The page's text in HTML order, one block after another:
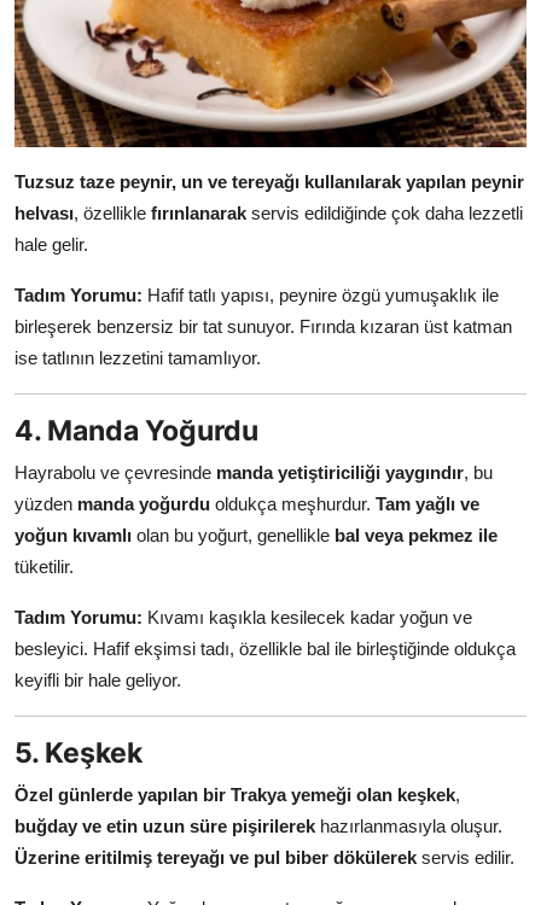
Tuzsuz taze peynir, un ve tereyağı kullanılarak yapılan peynir
helvası, özellikle fırınlanarak servis edildiğinde çok daha lezzetli
hale gelir.
Tadım Yorumu: Hafif tatlı yapısı, peynire özgü yumuşaklık ile
birleşerek benzersiz bir tat sunuyor. Fırında kızaran üst katman
ise tatlının lezzetini tamamlıyor.
4. Manda Yoğurdu
Hayrabolu ve çevresinde manda yetiştiriciliği yaygındır, bu
yüzden manda yoğurdu oldukça meşhurdur. Tam yağlı ve
yoğun kıvamlı olan bu yoğurt, genellikle bal veya pekmez ile
tüketilir.
Tadım Yorumu: Kıvamı kaşıkla kesilecek kadar yoğun ve
besleyici. Hafif ekşimsi tadı, özellikle bal ile birleştiğinde oldukça
keyifli bir hale geliyor.
5. Keşkek
Özel günlerde yapılan bir Trakya yemeği olan keşkek,
buğday ve etin uzun süre pişirilerek hazırlanmasıyla oluşur.
Üzerine eritilmiş tereyağı ve pul biber dökülerek servis edilir.